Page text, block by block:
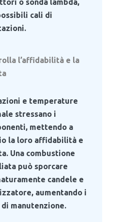
o sonda lambda,
cali di
l’affidabilità e la
e temperature
stressano i
mettendo a
la loro affidabilità e
Una combustione
può sporcare
candele e
aumentando i
manutenzione.